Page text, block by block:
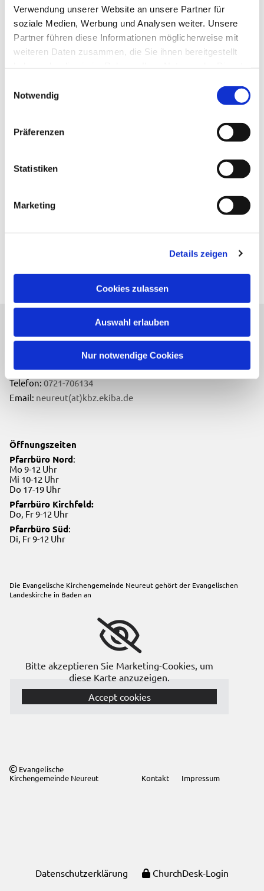
Verwendung unserer Website an unsere Partner für
soziale Medien, Werbung und Analysen weiter. Unsere
Partner führen diese Informationen möglicherweise mit
weiteren Daten zusammen, die Sie ihnen bereitgestellt
Notwendig
Präferenzen
Statistiken
Marketing
Details zeigen
Cookies zulassen
Auswahl erlauben
Nur notwendige Cookies
Evangelische Kirchengemeinde Neureut
Neureuter Hauptstraße 260
76149 Karlsruhe
Telefon:0721-706134
Email: neureut(at)kbz.ekiba.de
Öffnungszeiten
Pfarrbüro Nord:
Mo 9-12 Uhr
Mi 10-12 Uhr
Do 17-19 Uhr
Pfarrbüro Kirchfeld:
Do, Fr 9-12 Uhr
Pfarrbüro Süd:
Di, Fr 9-12 Uhr
Die Evangelische Kirchengemeinde Neureut gehört der Evangelischen
Landeskirche in Baden an
Bitte akzeptieren Sie Marketing-Cookies, um
diese Karte anzuzeigen.
Accept cookies
 Evangelische
Kirchengemeinde Neureut
Kontakt Impressum
Datenschutzerklärung ChurchDesk-Login